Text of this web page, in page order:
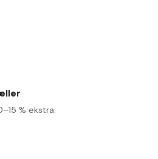
% ekstra.